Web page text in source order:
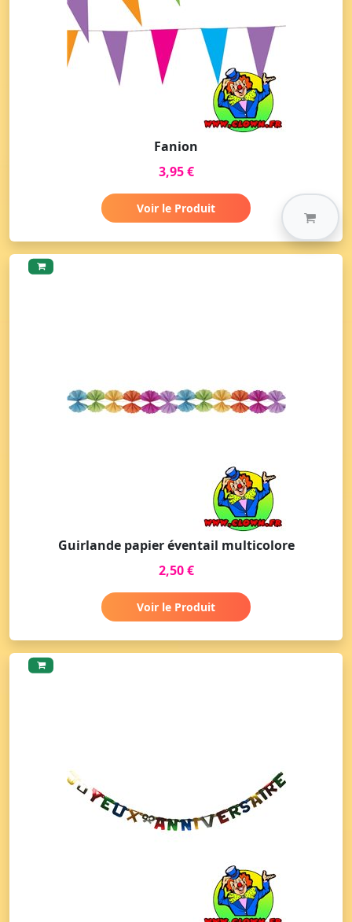
Fanion
3,95 €
Voir le Produit
Guirlande papier éventail multicolore
2,50 €
Voir le Produit